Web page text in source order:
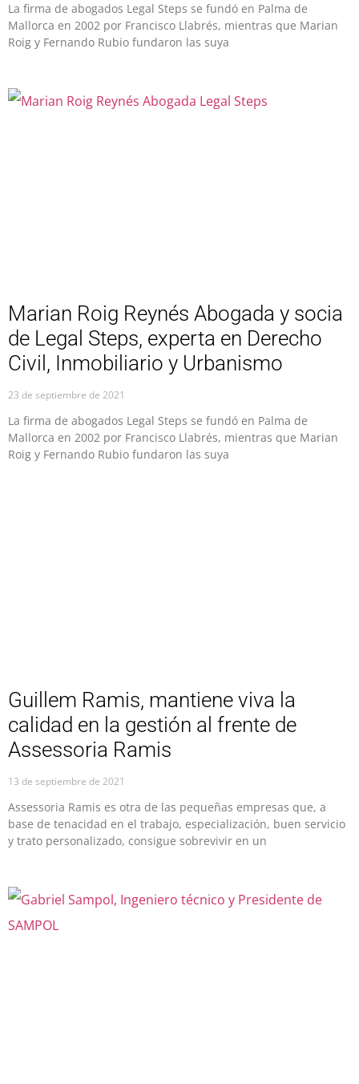
La firma de abogados Legal Steps se fundó en Palma de
Mallorca en 2002 por Francisco Llabrés, mientras que Marian
Roig y Fernando Rubio fundaron las suya
Marian Roig Reynés Abogada y socia
de Legal Steps, experta en Derecho
Civil, Inmobiliario y Urbanismo
23 de septiembre de 2021
La firma de abogados Legal Steps se fundó en Palma de
Mallorca en 2002 por Francisco Llabrés, mientras que Marian
Roig y Fernando Rubio fundaron las suya
Guillem Ramis, mantiene viva la
calidad en la gestión al frente de
Assessoria Ramis
13 de septiembre de 2021
Assessoria Ramis es otra de las pequeñas empresas que, a
base de tenacidad en el trabajo, especialización, buen servicio
y trato personalizado, consigue sobrevivir en un